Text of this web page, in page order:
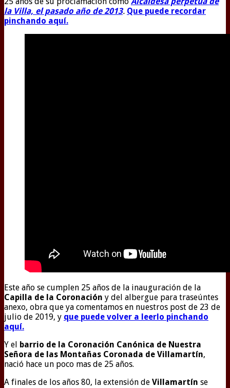
la Villa, el pasado año de 2013. Que puede recordar
pinchando aquí.
Este año se cumplen 25 años de la inauguración de la
Capilla de la Coronación y del albergue para traseúntes
anexo, obra que ya comentamos en nuestros post de 23 de
julio de 2019, y que puede volver a leerlo pinchando
aquí.
Y el
barrio de la Coronación Canónica de Nuestra
Señora de las Montañas Coronada de Villamartín,
nació hace un poco mas de 25 años.
A finales de los años 80, la extensión de Villamartín se